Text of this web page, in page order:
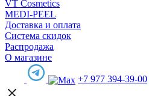
VT Cosmetics
MEDI-PEEL
Доставка и оплата
Система скидок
Распродажа
О магазине
+7 977 394-39-00